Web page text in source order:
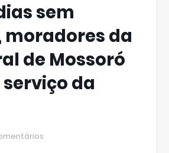
sem
moradores da
de Mossoró
da